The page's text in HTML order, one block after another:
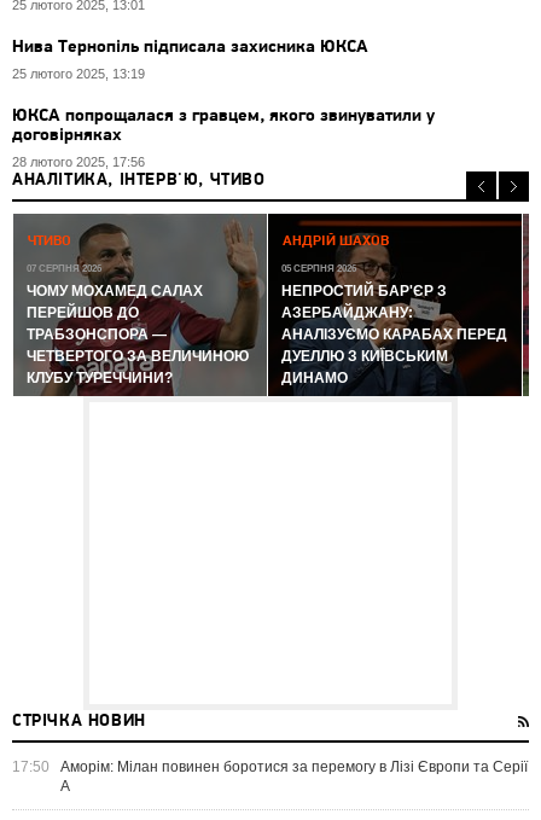
25 лютого 2025, 13:01
Нива Тернопіль підписала захисника ЮКСА
25 лютого 2025, 13:19
ЮКСА попрощалася з гравцем, якого звинуватили у
договірняках
28 лютого 2025, 17:56
АНАЛІТИКА, ІНТЕРВ'Ю, ЧТИВО
ЧТИВО
07 СЕРПНЯ 2026
ЧОМУ МОХАМЕД САЛАХ
ПЕРЕЙШОВ ДО
ТРАБЗОНСПОРА —
ЧЕТВЕРТОГО ЗА ВЕЛИЧИНОЮ
КЛУБУ ТУРЕЧЧИНИ?
АНДРІЙ ШАХОВ
05 СЕРПНЯ 2026
НЕПРОСТИЙ БАР'ЄР З
АЗЕРБАЙДЖАНУ:
АНАЛІЗУЄМО КАРАБАХ ПЕРЕД
ДУЕЛЛЮ З КИЇВСЬКИМ
ДИНАМО
СТРІЧКА НОВИН
17:50
Аморім: Мілан повинен боротися за перемогу в Лізі Європи та Серії
А